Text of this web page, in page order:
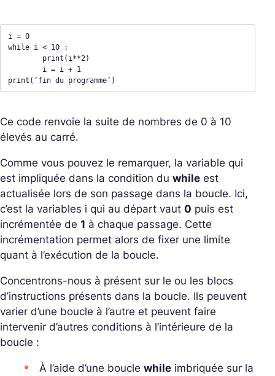
i = 0
while i < 10 :
print(‘fin du programme’)
Ce code renvoie la suite de nombres de 0 à 10
élevés au carré.
Comme vous pouvez le remarquer, la variable qui
est impliquée dans la condition du while est
actualisée lors de son passage dans la boucle. Ici,
c’est la variables i qui au départ vaut 0 puis est
incrémentée de 1 à chaque passage. Cette
incrémentation permet alors de fixer une limite
quant à l’exécution de la boucle.
Concentrons-nous à présent sur le ou les blocs
d’instructions présents dans la boucle. Ils peuvent
varier d’une boucle à l’autre et peuvent faire
intervenir d’autres conditions à l’intérieure de la
boucle :
À l’aide d’une boucle while imbriquée sur la